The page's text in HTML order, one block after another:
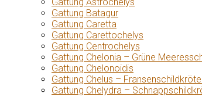
Gattung Batagur
Gattung Caretta
Gattung Carettochelys
Gattung Centrochelys
Gattung Chelonia – Grüne
Gattung Chelonoidis
Gattung Chelus –
Gattung Chelydra –